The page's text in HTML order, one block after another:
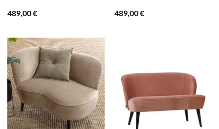
489,00€
489,00€